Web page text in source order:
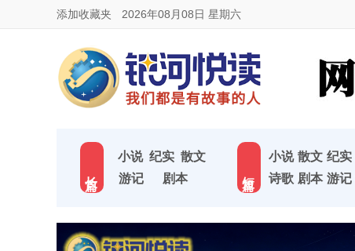
添加收藏夹 2026年08月08日 星期六
小说 纪实 散文
游记
剧本
小说 散文 纪实
诗歌 剧本 游记